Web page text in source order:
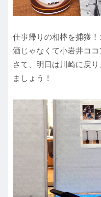
仕事帰りの相棒を捕獲
酒じゃなくて小岩井ココ
さて、明日は川崎に戻
ましょう！